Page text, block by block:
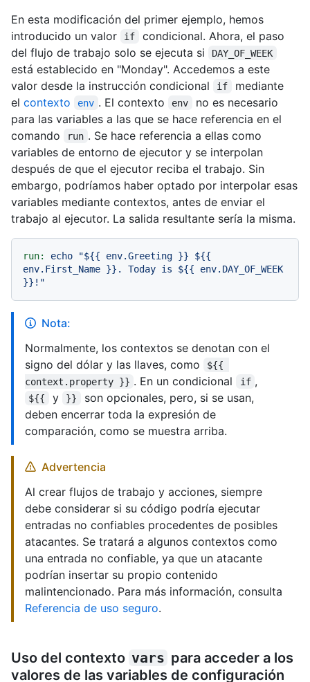
En esta modificación del primer ejemplo, hemos
introducido un valor
if
condicional. Ahora, el paso
del flujo de trabajo solo se ejecuta si
DAY_OF_WEEK
está establecido en "Monday". Accedemos a este
valor desde la instrucción condicional
if
mediante
el contexto env . El contexto env
no es necesario
para las variables a las que se hace referencia en el
comando
run . Se hace referencia a ellas como
variables de entorno de ejecutor y se interpolan
después de que el ejecutor reciba el trabajo. Sin
embargo, podríamos haber optado por interpolar esas
variables mediante contextos, antes de enviar el
trabajo al ejecutor. La salida resultante sería la misma.
run: echo "${{ env.Greeting }} ${{
env.First_Name }} . Today is ${{ env.DAY_OF_WEEK
}} !"
Nota:
Normalmente, los contextos se denotan con el
signo del dólar y las llaves, como
${{
context.property }} . En un condicional if ,
${{ y }}
son opcionales, pero, si se usan,
deben encerrar toda la expresión de
comparación, como se muestra arriba.
Advertencia
Al crear flujos de trabajo y acciones, siempre
debe considerar si su código podría ejecutar
entradas no confiables procedentes de posibles
atacantes. Se tratará a algunos contextos como
una entrada no confiable, ya que un atacante
podrían insertar su propio contenido
malintencionado. Para más información, consulta
Referencia de uso seguro.
Uso del contexto vars para acceder a los
valores de las variables de configuración